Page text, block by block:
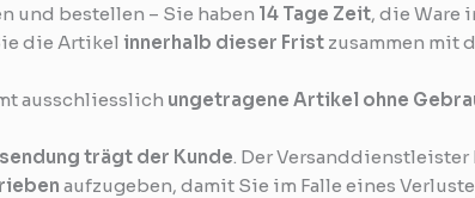
und bestellen – Sie haben 14 Tage Zeit, die Ware
die Artikel innerhalb dieser Frist zusammen mit
ausschliesslich ungetragene Artikel ohne
trägt der Kunde. Der
aufzugeben, damit Sie im Falle eines